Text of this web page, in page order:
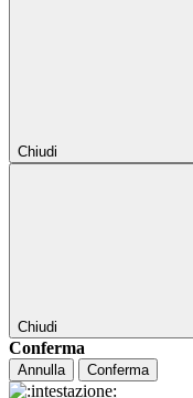
Chiudi
Chiudi
Conferma
Annulla Conferma